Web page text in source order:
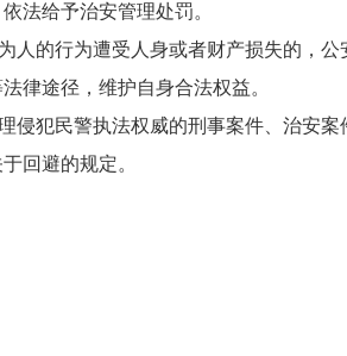
法给予治安管理处罚。
人的行为遭受人身或者财产损失的，
律途径，维护自身合法权益。
侵犯民警执法权威的刑事案件、治安案
回避的规定。